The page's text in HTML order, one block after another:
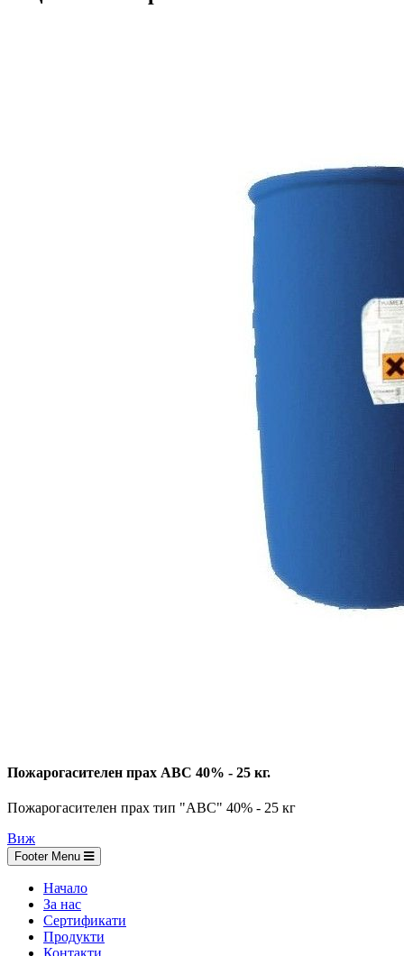
Пожарогасителен прах АВС 40% - 25 кг.
Пожарогасителен прах тип "АВС" 40% - 25 кг
Виж
Footer Menu
Начало
За нас
Сертификати
Продукти
Контакти